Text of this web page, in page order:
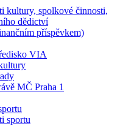
kultury, spolkové činnosti,
dědictví
příspěvkem)
VIA
MČ Praha 1
sportu